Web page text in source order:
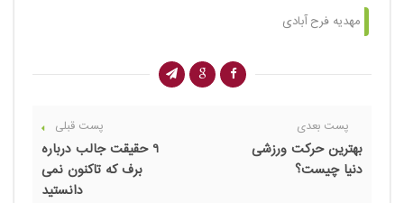
مهدیه فرح آبادی
پست قبلی
9 حقیقت جالب درباره
برف که تاکنون نمی
دانستید
پست بعدی
بهترین حرکت ورزشی
دنیا چیست؟